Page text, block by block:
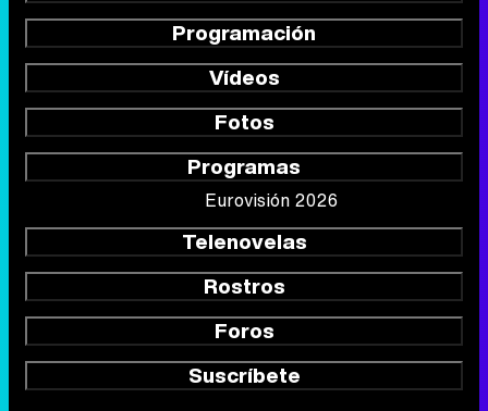
Programación
Vídeos
Fotos
Programas
Eurovisión 2026
Telenovelas
Rostros
Foros
Suscríbete